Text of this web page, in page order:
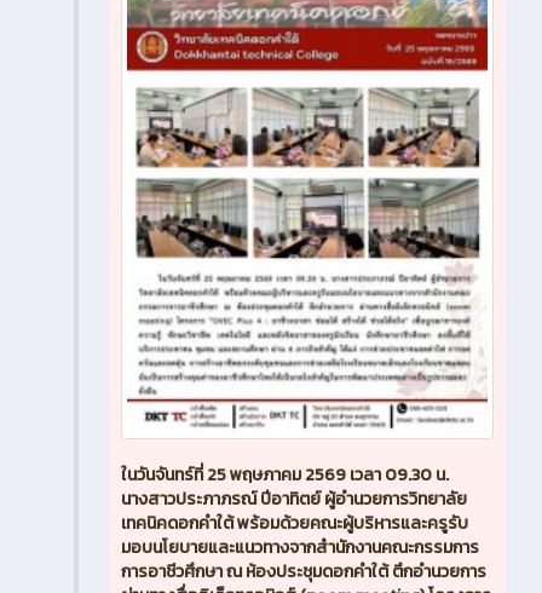
ในวันจันทร์ที่ 25 พฤษภาคม 2569 เวลา 09.30 น.
นางสาวประภาภรณ์ ปีอาทิตย์ ผู้อำนวยการวิทยาลัย
เทคนิคดอกคำใต้ พร้อมด้วยคณะผู้บริหารและครูรับ
มอบนโยบายและแนวทางจากสำนักงานคณะกรรมการ
การอาชีวศึกษา ณ ห้องประชุมดอกคำใต้ ตึกอำนวยการ